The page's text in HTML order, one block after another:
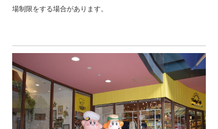
場制限をする場合があります。